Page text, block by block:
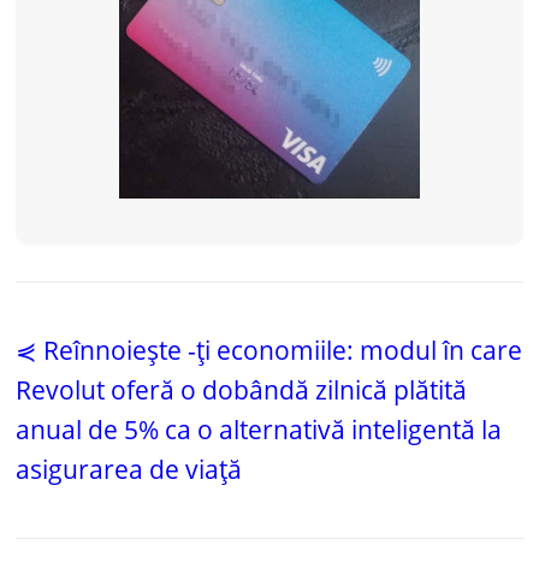
⋞ Reînnoiește -ți economiile: modul în care
Revolut oferă o dobândă zilnică plătită
anual de 5% ca o alternativă inteligentă la
asigurarea de viață